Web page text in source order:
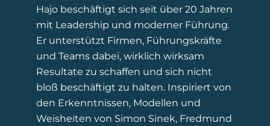
Hajo beschäftigt sich seit über 20 Jahren
mit Leadership und moderner Führung.
Er unterstützt Firmen, Führungskräfte
und Teams dabei, wirklich wirksam
Resultate zu schaffen und sich nicht
bloß beschäftigt zu halten. Inspiriert von
den Erkenntnissen, Modellen und
Weisheiten von Simon Sinek, Fredmund